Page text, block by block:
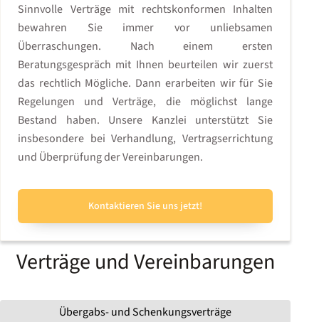
Sinnvolle Verträge mit rechtskonformen Inhalten
bewahren Sie immer vor unliebsamen
Überraschungen. Nach einem ersten
Beratungsgespräch mit Ihnen beurteilen wir zuerst
das rechtlich Mögliche. Dann erarbeiten wir für Sie
Regelungen und Verträge, die möglichst lange
Bestand haben. Unsere Kanzlei unterstützt Sie
insbesondere bei Verhandlung, Vertragserrichtung
und Überprüfung der Vereinbarungen.
Kontaktieren Sie uns jetzt!
Verträge und Vereinbarungen
Übergabs- und Schenkungsverträge